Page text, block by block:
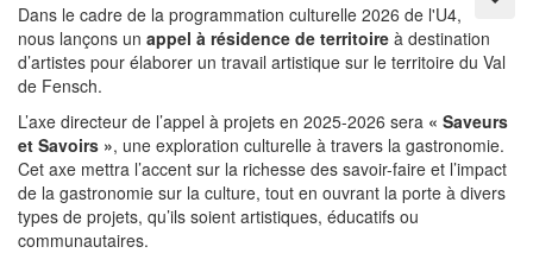
Dans le cadre de la programmation culturelle 2026 de l'U4,
nous lançons un appel à résidence de territoire à destination
d’artistes pour élaborer un travail artistique sur le territoire du Val
de Fensch.
L’axe directeur de l’appel à projets en 2025-2026 sera « Saveurs
et Savoirs », une exploration culturelle à travers la gastronomie.
Cet axe mettra l’accent sur la richesse des savoir-faire et l’impact
de la gastronomie sur la culture, tout en ouvrant la porte à divers
types de projets, qu’ils soient artistiques, éducatifs ou
communautaires.